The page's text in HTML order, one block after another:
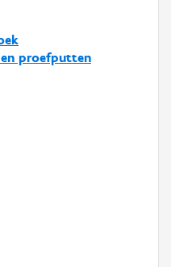
en proefputten